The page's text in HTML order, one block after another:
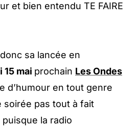
et bien entendu TE FAIRE
sa lancée en
15 mai prochain Les Ondes
d’humour en tout genre
soirée pas tout à fait
la radio